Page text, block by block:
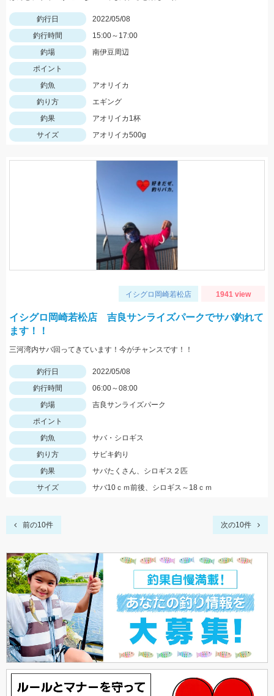
釣行日
2022/05/08
釣行時間
15:00～17:00
釣場
南伊豆周辺
ポイント
釣魚
アオリイカ
釣り方
エギング
釣果
アオリイカ1杯
サイズ
アオリイカ500g
イシグロ岡崎若松店 1941 view
イシグロ岡崎若松店 吉良サンライズパークでサバ釣れて
ます！！
三河湾内サバ回ってきています！今がチャンスです！！
釣行日
2022/05/08
釣行時間
06:00～08:00
釣場
吉良サンライズパーク
ポイント
釣魚
サバ・シロギス
釣り方
サビキ釣り
釣果
サバたくさん、シロギス２匹
サイズ
サバ10ｃｍ前後、シロギス～18ｃｍ
前の10件 次の10件